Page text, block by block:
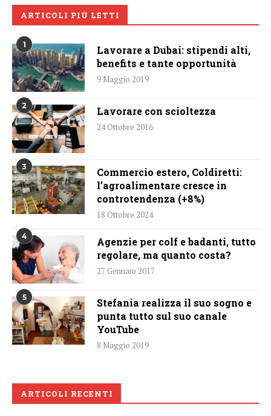
ARTICOLI PIÙ LETTI
1
Lavorare a Dubai: stipendi alti,
benefits e tante opportunità
9 Maggio 2019
2 Lavorare con scioltezza
24 Ottobre 2016
3
Commercio estero, Coldiretti:
l’agroalimentare cresce in
controtendenza (+8%)
18 Ottobre 2024
4
Agenzie per colf e badanti, tutto
regolare, ma quanto costa?
27 Gennaio 2017
5
Stefania realizza il suo sogno e
punta tutto sul suo canale
YouTube
8 Maggio 2019
ARTICOLI RECENTI